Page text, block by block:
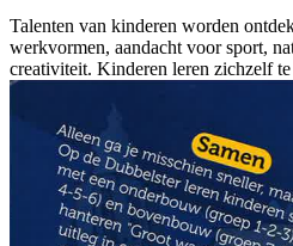
Talenten van kinderen worden
werkvormen, aandacht voor sport,
creativiteit. Kinderen leren zichzelf te